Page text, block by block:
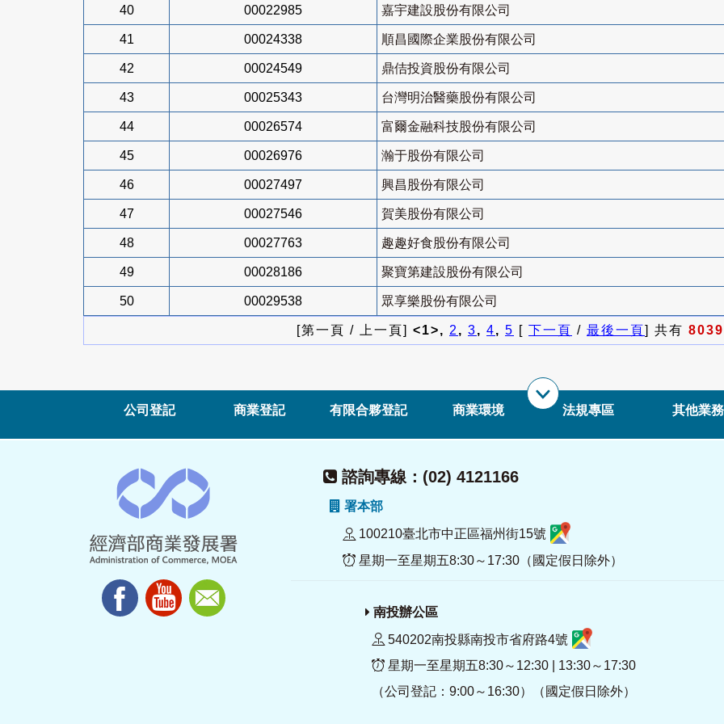
40 00022985 嘉宇建設股份有限公司
41 00024338 順昌國際企業股份有限公司
42 00024549 鼎佶投資股份有限公司
43 00025343 台灣明治醫藥股份有限公司
44 00026574 富爾金融科技股份有限公司
45 00026976 瀚于股份有限公司
46 00027497 興昌股份有限公司
47 00027546 賀美股份有限公司
48 00027763 趣趣好食股份有限公司
49 00028186 聚寶第建設股份有限公司
50 00029538 眾享樂股份有限公司
[第一頁 / 上一頁] <1>, 2, 3, 4, 5 [ 下一頁 / 最後一頁] 共有 8039
公司登記 商業登記 有限合夥登記 商業環境 法規專區 其他業務
諮詢專線：(02) 4121166
署本部
100210臺北市中正區福州街15號
星期一至星期五8:30～17:30（國定假日除外）
南投辦公區
540202南投縣南投市省府路4號
星期一至星期五8:30～12:30 | 13:30～17:30
（公司登記：9:00～16:30）（國定假日除外）